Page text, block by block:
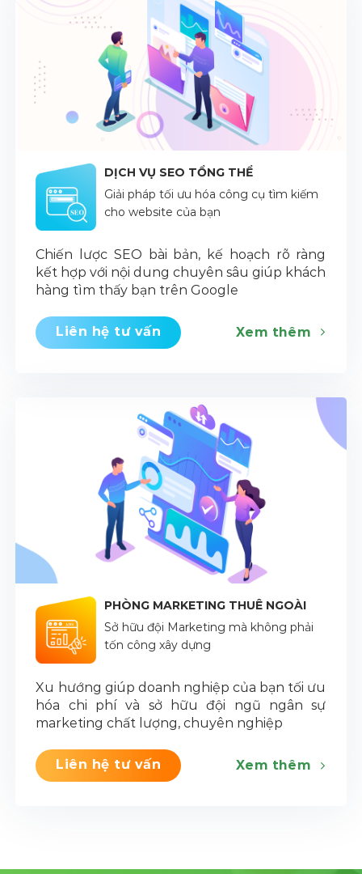
DỊCH VỤ SEO TỔNG THỂ
Giải pháp tối ưu hóa công cụ tìm kiếm
cho website của bạn
Chiến lược SEO bài bản, kế hoạch rõ ràng
kết hợp với nội dung chuyên sâu giúp khách
hàng tìm thấy bạn trên Google
Liên hệ tư vấn Xem thêm
PHÒNG MARKETING THUÊ NGOÀI
Sở hữu đội Marketing mà không phải
tốn công xây dựng
Xu hướng giúp doanh nghiệp của bạn tối ưu
hóa chi phí và sở hữu đội ngũ ngân sự
marketing chất lượng, chuyên nghiệp
Liên hệ tư vấn Xem thêm